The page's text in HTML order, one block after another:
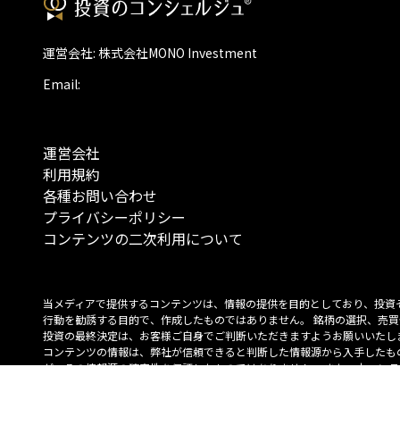
運営会社: 株式会社MONO Investment
Email:
運営会社
利用規約
各種お問い合わせ
プライバシーポリシー
コンテンツの二次利用について
当メディアで提供するコンテンツは、情報の提供を目的としており、投資
行動を勧誘する目的で、作成したものではありません。 銘柄の選択、売
投資の最終決定は、お客様ご自身でご判断いただきますようお願いいたし
コンテンツの情報は、弊社が信頼できると判断した情報源から入手したも
が、その情報源の確実性を保証したものではありません。 また、本コン